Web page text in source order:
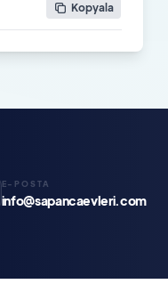
Kopyala
E-POSTA
info@sapancaevleri.com